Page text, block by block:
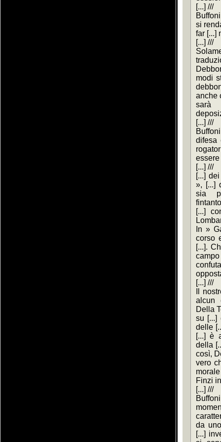
[...] ///
si
far [...]
[...] ///
modi
anche
sarà
[...] ///
difesa
essere
[...] ///
[...]
», [...]
sia
[...]
In »
corso
[...].
[...] ///
Il
alcun
Della
su [...]
delle
[...] è
della
così,
vero
Finzi
[...] ///
da
[...]